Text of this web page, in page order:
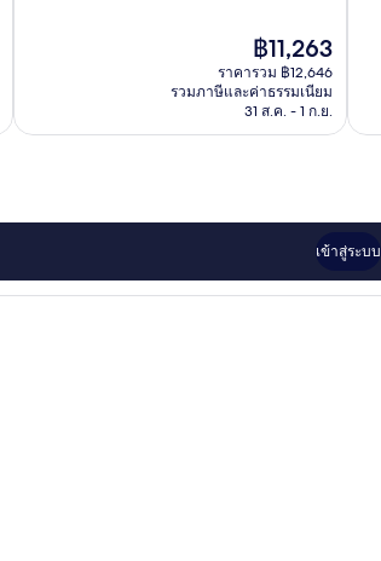
ราคา
ปัจจุบัน
คือ
฿11,263
฿11,263
ราคารวม ฿12,646
รวมภาษีและค่าธรรมเนียม
31 ส.ค. - 1 ก.ย.
เข้าสู่ระบบ